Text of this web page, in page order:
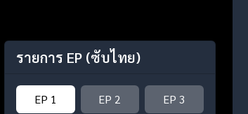
รายการ EP (ซับไทย)
EP 1 EP 2 EP 3